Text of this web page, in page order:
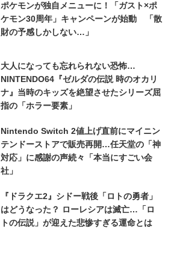
ポケモンが独自メニューに！「ガスト×ポ
ケモン30周年」キャンペーンが始動 「散
財の予感しかしない…」
大人になっても忘れられない恐怖…
NINTENDO64『ゼルダの伝説 時のオカリ
ナ』当時のキッズを絶望させたシリーズ屈
指の「ホラー要素」
Nintendo Switch 2値上げ直前にマイニン
テンドーストアで販売再開…任天堂の「神
対応」に感謝の声続々「本当にすごい会
社」
『ドラクエ2』シドー戦後「ロトの勇者」
はどうなった？ ローレシアは滅亡…「ロ
トの伝説」が迎えた悲惨すぎる運命とは